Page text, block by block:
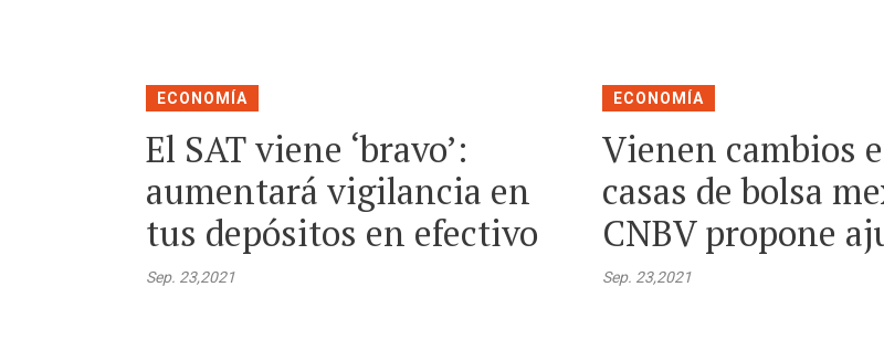
ECONOMÍA
El SAT viene ‘bravo’:
aumentará vigilancia en
tus depósitos en efectivo
Sep. 23,2021
ECONOMÍA
Vienen cambios
casas de bolsa
CNBV propone
Sep. 23,2021